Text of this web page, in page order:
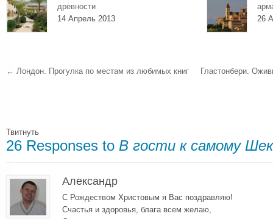
древности
14 Апрель 2013
26
← Лондон. Прогулка по местам из любимых книг Гластонбери.
Твитнуть
26 Responses to В гости к самому
Александр
С Рождеством Христовым я Вас поздравляю!
Счастья и здоровья, блага всем желаю,